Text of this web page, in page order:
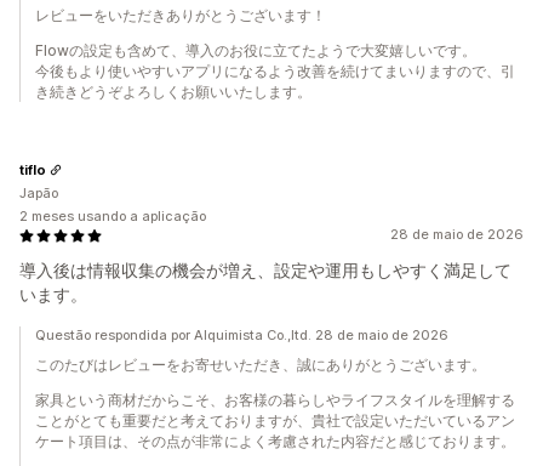
レビューをいただきありがとうございます！
Flowの設定も含めて、導入のお役に立てたようで大変嬉しいです。
今後もより使いやすいアプリになるよう改善を続けてまいりますので、引
き続きどうぞよろしくお願いいたします。
28 de maio de 2026
導入後は情報収集の機会が増え、設定や運用もしやすく満足して
います。
tiflo
Japão
2 meses usando a aplicação
Questão respondida por Alquimista Co.,ltd. 28 de maio de 2026
このたびはレビューをお寄せいただき、誠にありがとうございます。
家具という商材だからこそ、お客様の暮らしやライフスタイルを理解する
ことがとても重要だと考えておりますが、貴社で設定いただいているアン
ケート項目は、その点が非常によく考慮された内容だと感じております。